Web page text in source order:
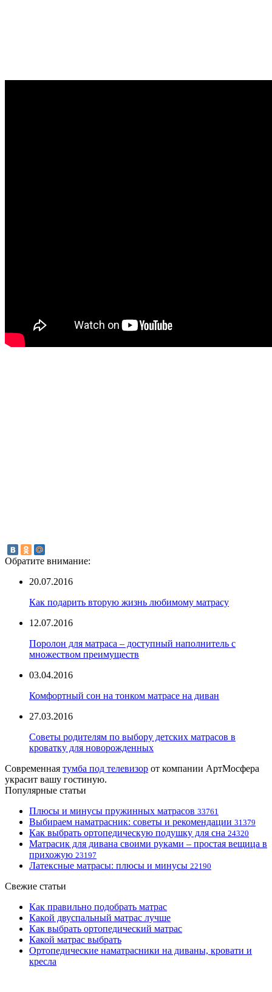
Обратите внимание:
20.07.2016
Как подарить вторую жизнь любимому матрасу
12.07.2016
Поролон для матраса – доступный наполнитель с
множеством преимуществ
03.04.2016
Комфортный сон на тонком матрасе на диван
27.03.2016
Советы родителям по выбору детских матрасов в
кроватку для новорожденных
Современная тумба под телевизор от компании АртМосфера
украсит вашу гостиную.
Популярные статьи
Плюсы и минусы пружинных матрасов 33761
Выбираем наматрасник: советы и рекомендации 31379
Как выбрать ортопедическую подушку для сна 24320
Матрасик для дивана своими руками – простая вещица в
прихожую 23197
Латексные матрасы: плюсы и минусы 22190
Свежие статьи
Как правильно подобрать матрас
Какой двуспальный матрас лучше
Как выбрать ортопедический матрас
Какой матрас выбрать
Ортопедические наматрасники на диваны, кровати и
кресла